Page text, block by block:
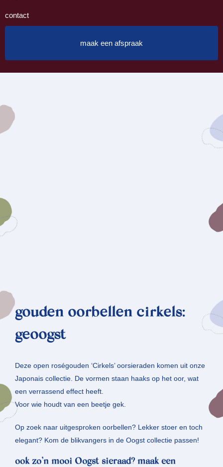
contact
maak een afspraak
gouden oorbellen cirkels:
geoogst
Deze open roségouden ‘Cirkels’ oorsieraden komen uit onze
Japonais collectie. De vormen staan haaks op het oor, wat
een verrassend effect heeft.
Voor wie houdt van een beetje gek.
Op zoek naar uitgesproken oorbellen? Lekker stoer en toch
elegant? Kom de blikvangers in de Oogst collectie passen!
ook zo’n mooi Oogst sieraad? maak een